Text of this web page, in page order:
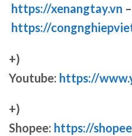
https://xenangtay.vn –
https://
+)
Youtube: https://
+)
Shopee: https://